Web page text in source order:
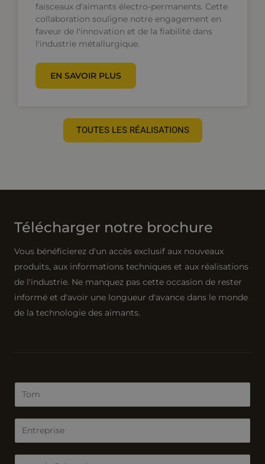
faisceaux d'aimants électro-permanents. Cette
collaboration souligne notre engagement en
faveur de l'innovation et de la fiabilité dans
l'industrie métallurgique.
EN SAVOIR PLUS
TOUTES LES RÉALISATIONS
Télécharger notre brochure
Vous bénéficierez d'un accès exclusif aux nouveaux
produits, aux informations techniques et aux réalisations
de l'industrie. Ne manquez pas cette occasion de rester
informé et d'avoir une longueur d'avance dans le monde
de la technologie des aimants.
o
m
n
t